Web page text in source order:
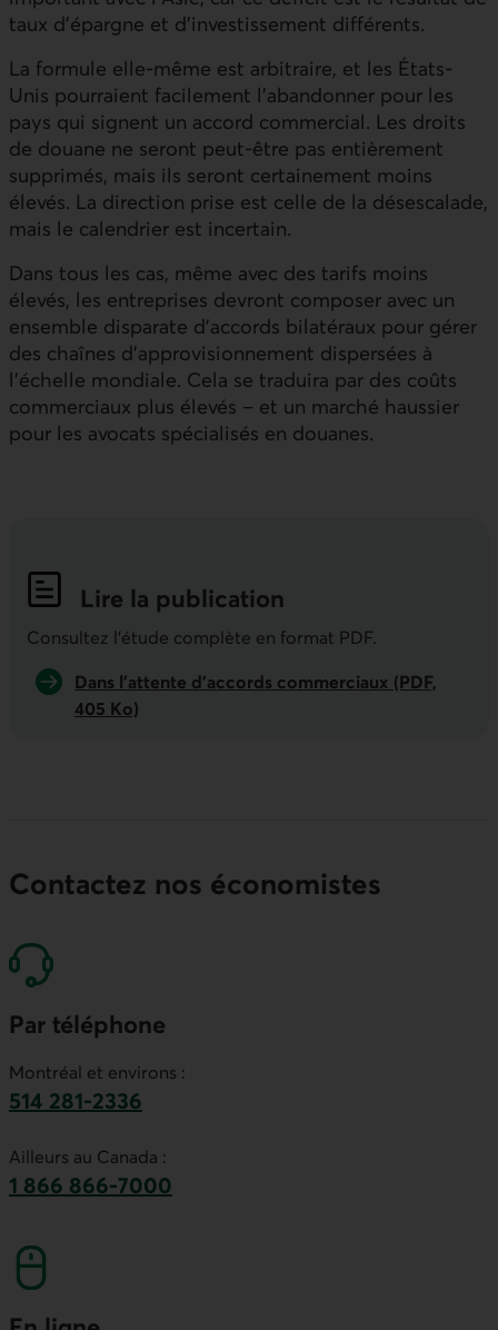
taux d’épargne et d’investissement différents.
La formule elle-même est arbitraire, et les États-
Unis pourraient facilement l’abandonner pour les
pays qui signent un accord commercial. Les droits
de douane ne seront peut-être pas entièrement
supprimés, mais ils seront certainement moins
élevés. La direction prise est celle de la désescalade,
mais le calendrier est incertain.
Dans tous les cas, même avec des tarifs moins
élevés, les entreprises devront composer avec un
ensemble disparate d’accords bilatéraux pour gérer
des chaînes d’approvisionnement dispersées à
l’échelle mondiale. Cela se traduira par des coûts
commerciaux plus élevés – et un marché haussier
pour les avocats spécialisés en douanes.
Lire la publication
Indicateurs économiques de la
Consultez l'étude complète en format PDF.
Dans l’attente d’accords commerciaux (PDF,
405 Ko)
Contactez nos économistes
Par téléphone
Montréal et environs :
514 281-2336
Ailleurs au Canada :
1 866 866-7000